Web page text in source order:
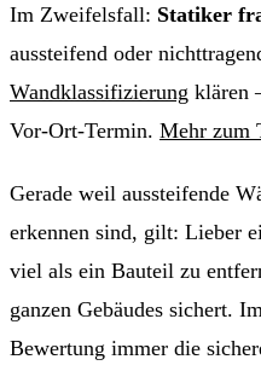
Im Zweifelsfall: Statiker
aussteifend oder
Wandklassifizierung klären
Vor-Ort-Termin. Mehr zum
Gerade weil aussteifende
erkennen sind, gilt: Lieber
viel als ein Bauteil zu
ganzen Gebäudes sichert.
Bewertung immer die